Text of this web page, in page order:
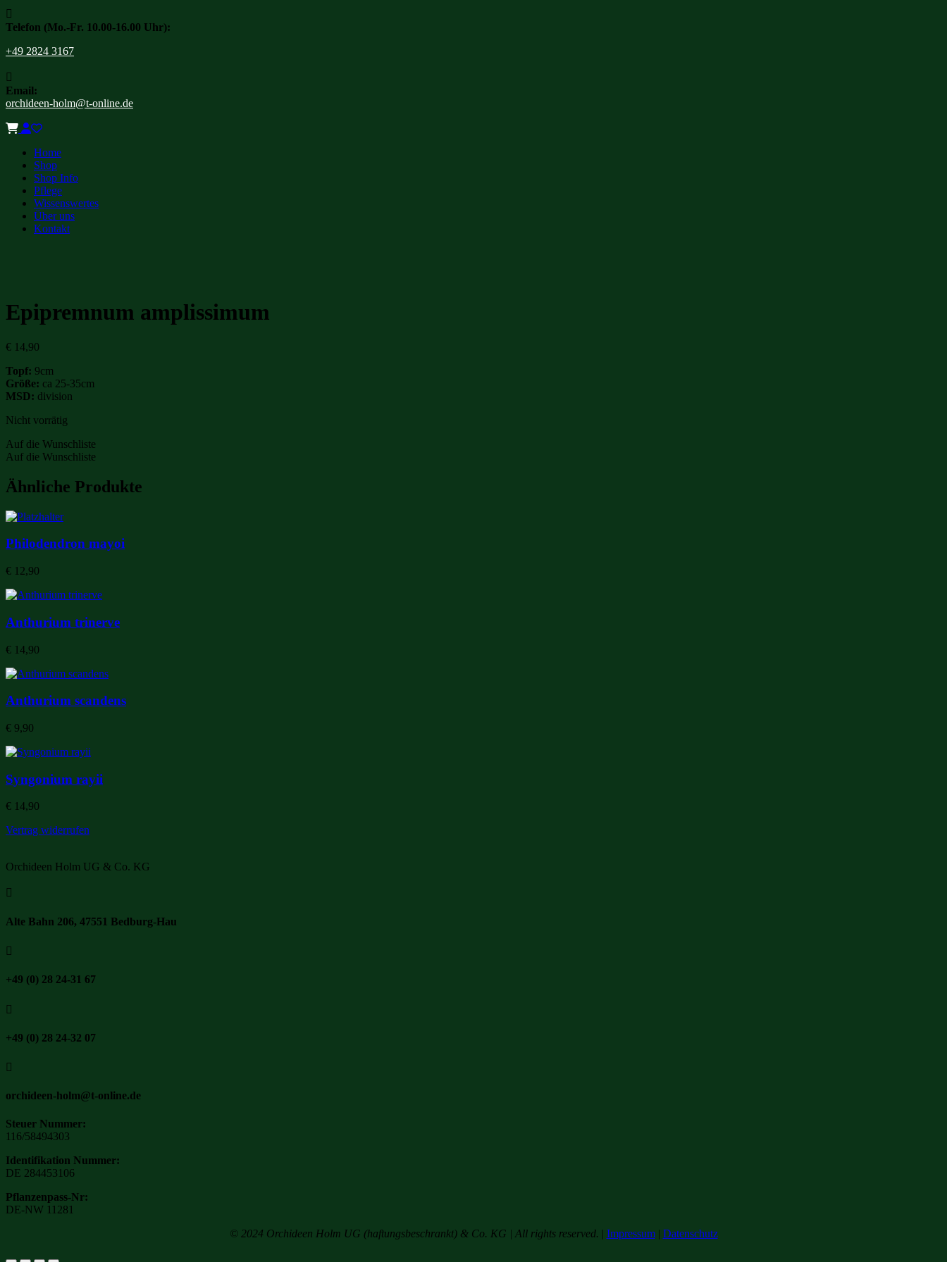

Telefon (Mo.-Fr. 10.00-16.00 Uhr):
+49 2824 3167

Email:
orchideen-holm@t-online.de
Home
Shop
Shop Info
Pflege
Wissenswertes
Über uns
Kontakt
Epipremnum amplissimum
€ 14,90
Topf: 9cm
Größe: ca 25-35cm
MSD: division
Nicht vorrätig
Auf die Wunschliste
Auf die Wunschliste
Ähnliche Produkte
Philodendron mayoi
€ 12,90
Anthurium trinerve
€ 14,90
Anthurium scandens
€ 9,90
Syngonium rayii
€ 14,90
Vertrag widerrufen
Orchideen Holm UG & Co. KG

Alte Bahn 206, 47551 Bedburg-Hau

+49 (0) 28 24-31 67

+49 (0) 28 24-32 07

orchideen-holm@t-online.de
Steuer Nummer:
116/58494303
Identifikation Nummer:
DE 284453106
Pflanzenpass-Nr:
DE-NW 11281
© 2024 Orchideen Holm UG (haftungsbeschrankt) & Co. KG | All rights reserved. | Impressum| Datenschutz